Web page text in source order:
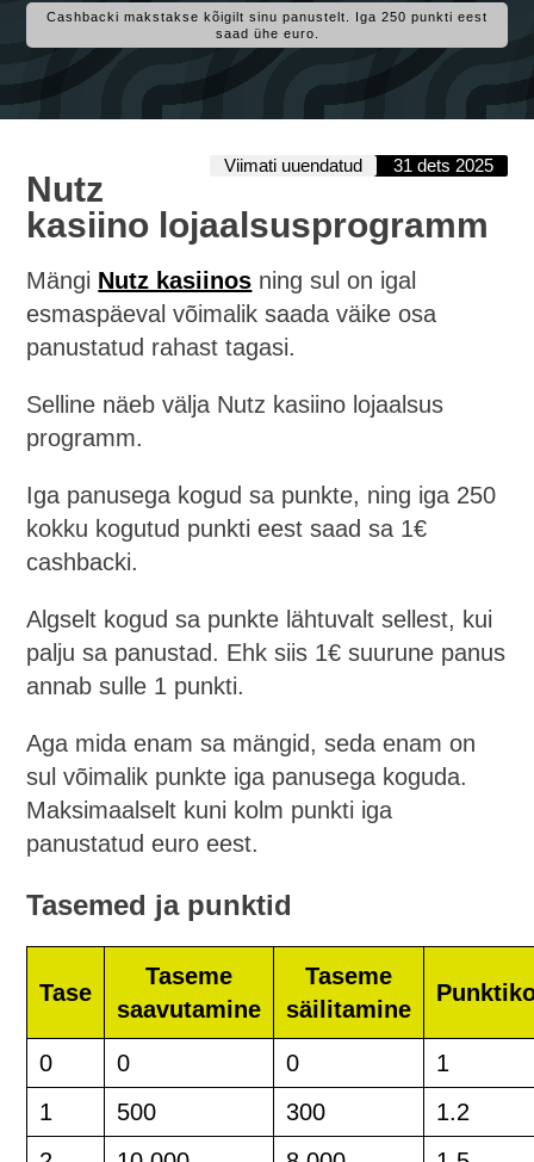
Cashbacki makstakse kõigilt sinu panustelt. Iga 250 punkti eest
saad ühe euro.
Viimati uuendatud 31 dets 2025
Nutz
kasiino lojaalsusprogramm
Mängi Nutz kasiinos ning sul on igal
esmaspäeval võimalik saada väike osa
panustatud rahast tagasi.
Selline näeb välja Nutz kasiino lojaalsus
programm.
Iga panusega kogud sa punkte, ning iga 250
kokku kogutud punkti eest saad sa 1€
cashbacki.
Algselt kogud sa punkte lähtuvalt sellest, kui
palju sa panustad. Ehk siis 1€ suurune panus
annab sulle 1 punkti.
Aga mida enam sa mängid, seda enam on
sul võimalik punkte iga panusega koguda.
Maksimaalselt kuni kolm punkti iga
panustatud euro eest.
Tasemed ja punktid
Tase
Taseme
saavutamine
Taseme
säilitamine
0 0 0
1
1
500 300
1.2